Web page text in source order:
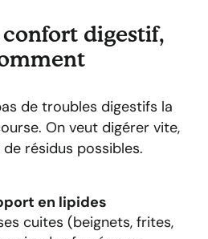
digestif,
de troubles digestifs la
On veut digérer vite,
résidus possibles.
en lipides
cuites (beignets, frites,